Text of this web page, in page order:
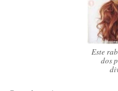
Este
dos